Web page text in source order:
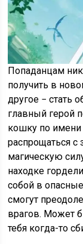
Попаданцам
получить в
другое − стать
главный герой
кошку по имени
распрощаться
магическую
находке
собой в
смогут
врагов. Может
тебя когда-то